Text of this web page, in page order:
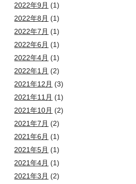
2022年9月 (1)
2022年8月 (1)
2022年7月 (1)
2022年6月 (1)
2022年4月 (1)
2022年1月 (2)
2021年12月 (3)
2021年11月 (1)
2021年10月 (2)
2021年7月 (2)
2021年6月 (1)
2021年5月 (1)
2021年4月 (1)
2021年3月 (2)